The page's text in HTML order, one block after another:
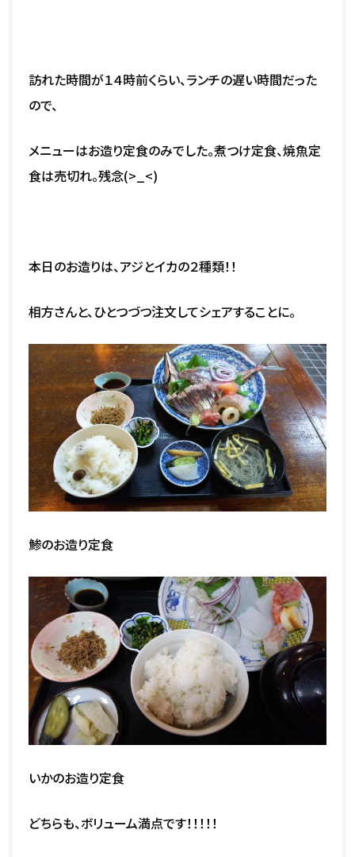
訪れた時間が１４時前くらい、ランチの遅い時間だった
ので、
メニューはお造り定食のみでした。煮つけ定食、焼魚定
食は売切れ。残念(>_<)
本日のお造りは、アジとイカの２種類！！
相方さんと、ひとつづつ注文してシェアすることに。
鯵のお造り定食
いかのお造り定食
どちらも、ボリューム満点です！！！！！